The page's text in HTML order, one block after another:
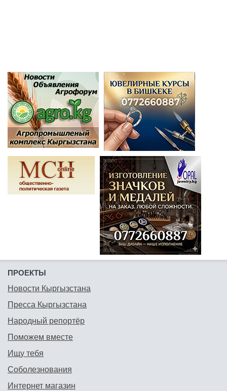
ПРОЕКТЫ
Новости Кыргызстана
Пресса Кыргызстана
Народный репортёр
Поможем вместе
Ищу тебя
Соболезнования
Интернет магазин